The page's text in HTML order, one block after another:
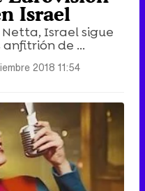
Israel
Israel sigue
de ...
2018 11:54